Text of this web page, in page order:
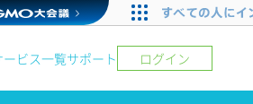
ービス一覧サポート ログイン